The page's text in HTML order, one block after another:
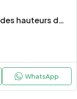
Charmant studio meublé au cœur des hauteurs de la vieille ville de Porrentruy
WhatsApp